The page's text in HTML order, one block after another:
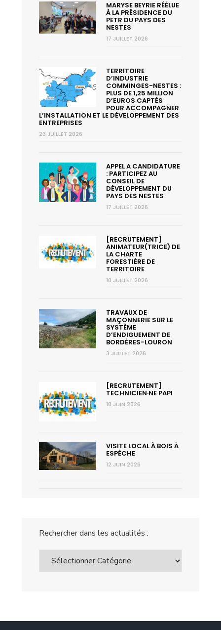
MARYSE BEYRIE RÉÉLUE
À LA PRÉSIDENCE DU
PETR DU PAYS DES
NESTES
17 JUILLET 2026
TERRITOIRE
D’INDUSTRIE
COMMINGES-NESTES :
PLUS DE 1,25 MILLION
D’EUROS CAPTÉS
POUR ACCOMPAGNER
L’INSTALLATION ET LE DÉVELOPPEMENT DES
ENTREPRISES
23 JUILLET 2026
APPEL A CANDIDATURE
: PARTICIPEZ AU
CONSEIL DE
DÉVELOPPEMENT DU
PAYS DES NESTES
17 JUILLET 2026
[RECRUTEMENT]
ANIMATEUR(TRICE) DE
LA CHARTE
FORESTIÈRE DE
TERRITOIRE
10 JUILLET 2026
TRAVAUX DE
MAÇONNERIE SUR LE
SYSTÈME
D’ENDIGUEMENT DE
BORDÈRES-LOURON
3 JUILLET 2026
[RECRUTEMENT]
TECHNICIEN·NE PAPI
18 JUIN 2026
VISITE LOCAL À BOIS À
ESPÈCHE
12 JUIN 2026
Rechercher dans les actualités :